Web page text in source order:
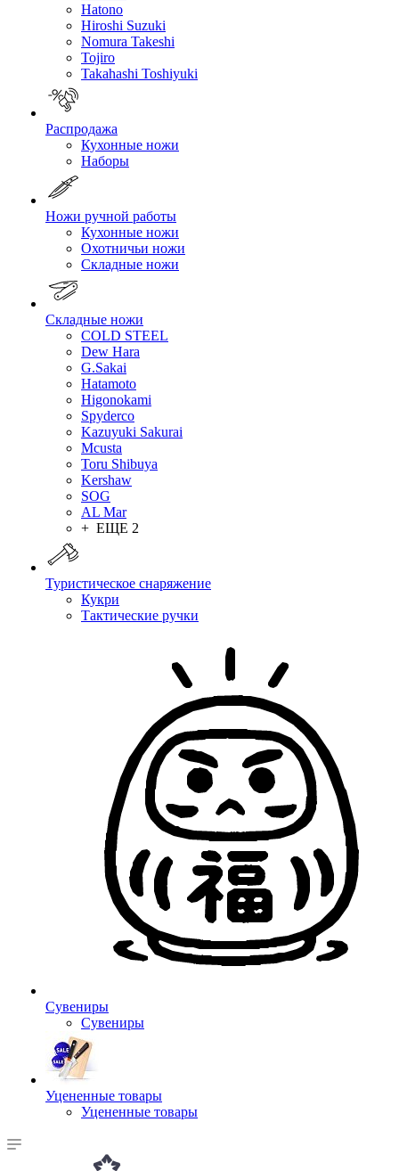
Hatono
Hiroshi Suzuki
Nomura Takeshi
Tojiro
Takahashi Toshiyuki
Распродажа
Кухонные ножи
Наборы
Ножи ручной работы
Кухонные ножи
Охотничьи ножи
Складные ножи
Складные ножи
COLD STEEL
Dew Hara
G.Sakai
Hatamoto
Higonokami
Spyderco
Kazuyuki Sakurai
Mcusta
Toru Shibuya
Kershaw
SOG
AL Mar
+ ЕЩЕ 2
Туристическое снаряжение
Кукри
Тактические ручки
Сувениры
Сувениры
Уцененные товары
Уцененные товары